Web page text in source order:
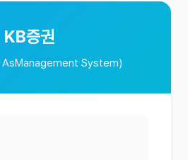
KB증권
AsManagement System)